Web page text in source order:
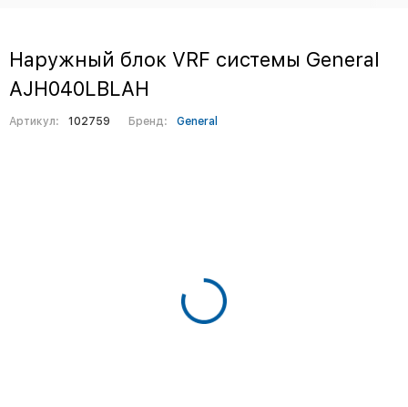
Наружный блок VRF системы General
AJH040LBLAH
Артикул: 102759 Бренд: General